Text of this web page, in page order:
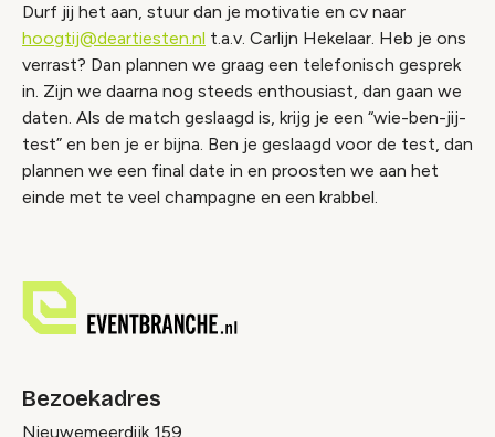
Durf jij het aan, stuur dan je motivatie en cv naar
hoogtij@deartiesten.nl t.a.v. Carlijn Hekelaar. Heb je ons
verrast? Dan plannen we graag een telefonisch gesprek
in. Zijn we daarna nog steeds enthousiast, dan gaan we
daten. Als de match geslaagd is, krijg je een “wie-ben-jij-
test” en ben je er bijna. Ben je geslaagd voor de test, dan
plannen we een final date in en proosten we aan het
einde met te veel champagne en een krabbel.
Bezoekadres
Nieuwemeerdijk 159